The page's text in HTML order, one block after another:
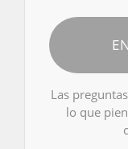
Las
lo que